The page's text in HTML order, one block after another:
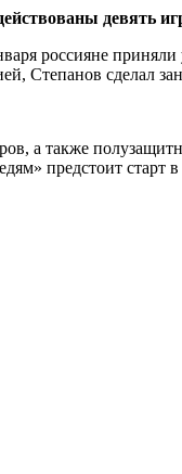
девять
россияне
Степанов сделал
а также
предстоит старт